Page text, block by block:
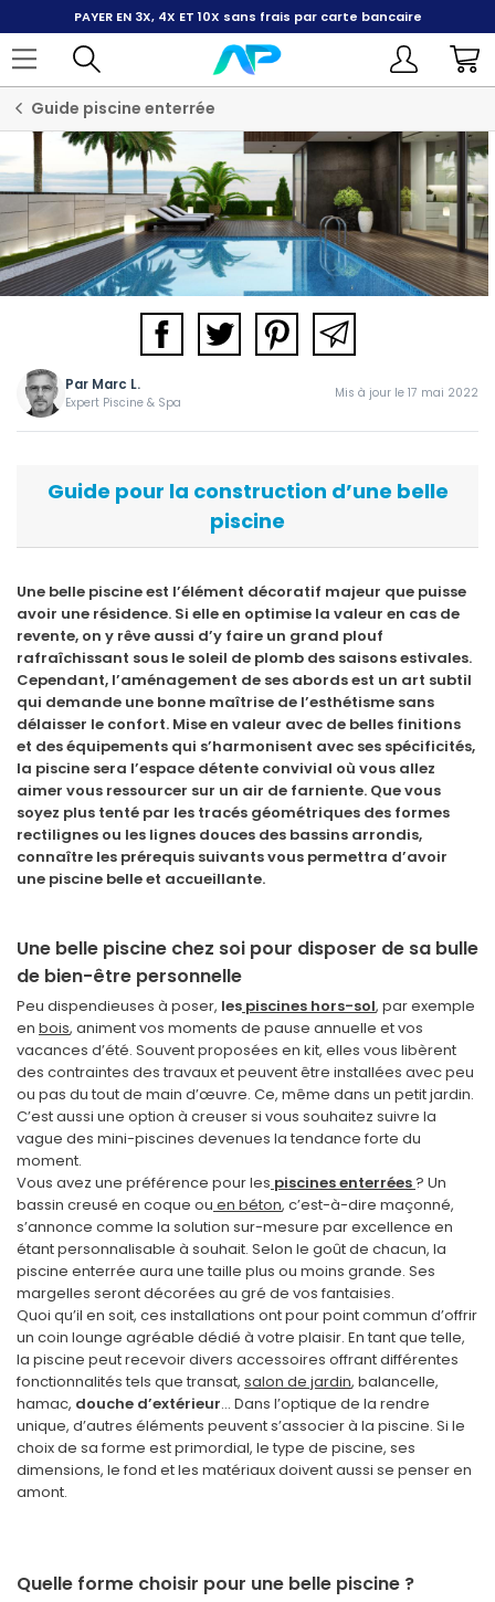
PAYER EN 3X, 4X ET 10X sans frais par carte bancaire
Guide piscine enterrée
Par Marc L.
Expert Piscine & Spa
Mis à jour le 17 mai 2022
Guide pour la construction d’une belle
piscine
Une belle piscine est l’élément décoratif majeur que puisse
avoir une résidence. Si elle en optimise la valeur en cas de
revente, on y rêve aussi d’y faire un grand plouf
rafraîchissant sous le soleil de plomb des saisons estivales.
Cependant, l’aménagement de ses abords est un art subtil
qui demande une bonne maîtrise de l’esthétisme sans
délaisser le confort. Mise en valeur avec de belles finitions
et des équipements qui s’harmonisent avec ses spécificités,
la piscine sera l’espace détente convivial où vous allez
aimer vous ressourcer sur un air de farniente. Que vous
soyez plus tenté par les tracés géométriques des formes
rectilignes ou les lignes douces des bassins arrondis,
connaître les prérequis suivants vous permettra d’avoir
une piscine belle et accueillante.
Une belle piscine chez soi pour disposer de sa bulle
de bien-être personnelle
Peu dispendieuses à poser, les piscines hors-sol, par exemple
en bois, animent vos moments de pause annuelle et vos
vacances d’été. Souvent proposées en kit, elles vous libèrent
des contraintes des travaux et peuvent être installées avec peu
ou pas du tout de main d’œuvre. Ce, même dans un petit jardin.
C’est aussi une option à creuser si vous souhaitez suivre la
vague des mini-piscines devenues la tendance forte du
moment.
Vous avez une préférence pour les piscines enterrées ? Un
bassin creusé en coque ou en béton, c’est-à-dire maçonné,
s’annonce comme la solution sur-mesure par excellence en
étant personnalisable à souhait. Selon le goût de chacun, la
piscine enterrée aura une taille plus ou moins grande. Ses
margelles seront décorées au gré de vos fantaisies.
Quoi qu’il en soit, ces installations ont pour point commun d’offrir
un coin lounge agréable dédié à votre plaisir. En tant que telle,
la piscine peut recevoir divers accessoires offrant différentes
fonctionnalités tels que transat, salon de jardin, balancelle,
hamac, douche d’extérieur… Dans l’optique de la rendre
unique, d’autres éléments peuvent s’associer à la piscine. Si le
choix de sa forme est primordial, le type de piscine, ses
dimensions, le fond et les matériaux doivent aussi se penser en
amont.
Quelle forme choisir pour une belle piscine ?